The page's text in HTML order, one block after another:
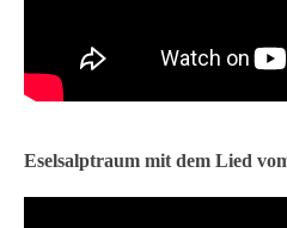
Eselsalptraum mit dem Lied